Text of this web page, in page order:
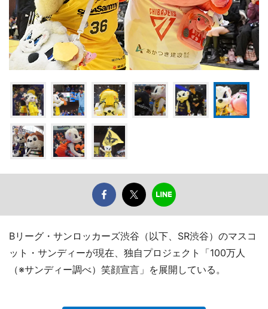
Bリーグ・サンロッカーズ渋谷（以下、SR渋谷）のマスコ
ット・サンディーが現在、独自プロジェクト「100万人
（※サンディー調べ）笑顔宣言」を展開している。